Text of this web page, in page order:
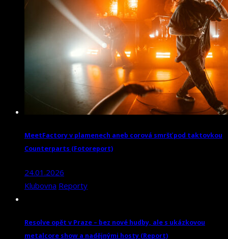
MeetFactory v plamenech aneb corová smršť pod taktovkou
Counterparts (Fotoreport)
24.01.2026
Klubovna Reporty
Resolve opět v Praze – bez nové hudby, ale s ukázkovou
metalcore show a nadějnými hosty (Report)